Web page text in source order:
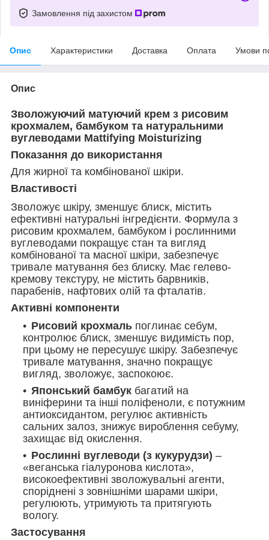
Замовлення під захистом
Опис Характеристики Доставка Оплата Умови
Опис
Зволожуючий матуючий крем з рисовим
крохмалем, бамбуком та натуральними
вуглеводами Mattifying Moisturizing
Показання до використання
Для жирної та комбінованої шкіри.
Властивості
Зволожує шкіру, зменшує блиск, містить
ефективні натуральні інгредієнти. Формула з
рисовим крохмалем, бамбуком і рослинними
вуглеводами покращує стан та вигляд
комбінованої та масної шкіри, забезпечує
тривале матування без блиску. Має гелево-
кремову текстуру, не містить барвників,
парабенів, нафтових олій та фталатів.
Активні компоненти
Рисовий крохмаль поглинає себум,
контролює блиск, зменшує видимість пор,
при цьому не пересушує шкіру. Забезпечує
тривале матування, значно покращує
вигляд, зволожує, заспокоює.
Японський бамбук багатий на
виніферини та інші поліфеноли, є потужним
антиоксидантом, регулює активність
сальних залоз, знижує вироблення себуму,
захищає від окислення.
Рослинні вуглеводи (з кукурудзи) –
«веганська гіалуронова кислота»,
високоефективні зволожувальні агенти,
споріднені з зовнішніми шарами шкіри,
регулюють, утримують та притягують
вологу.
Застосування